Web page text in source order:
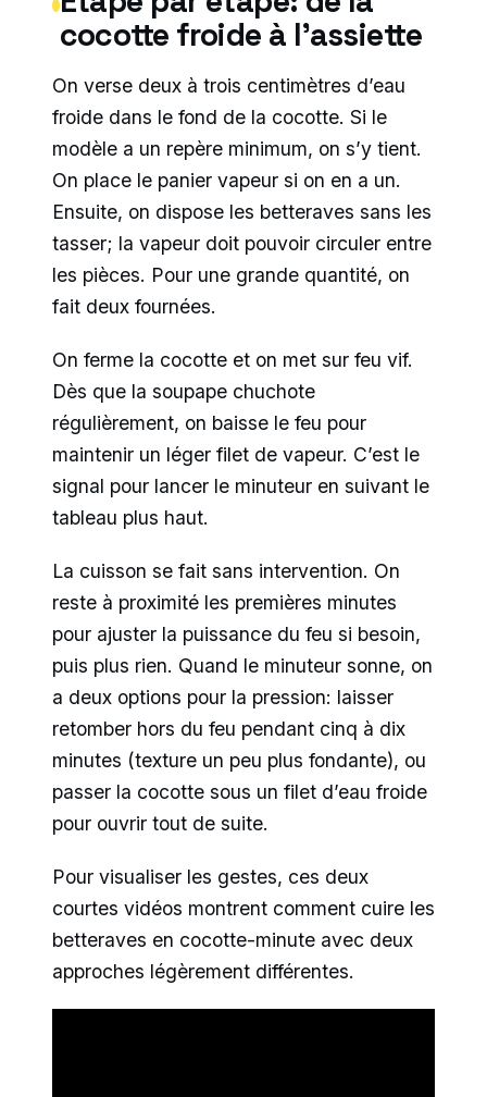
cocotte froide à l’assiette
On verse deux à trois centimètres d’eau
froide dans le fond de la cocotte. Si le
modèle a un repère minimum, on s’y tient.
On place le panier vapeur si on en a un.
Ensuite, on dispose les betteraves sans les
tasser; la vapeur doit pouvoir circuler entre
les pièces. Pour une grande quantité, on
fait deux fournées.
On ferme la cocotte et on met sur feu vif.
Dès que la soupape chuchote
régulièrement, on baisse le feu pour
maintenir un léger filet de vapeur. C’est le
signal pour lancer le minuteur en suivant le
tableau plus haut.
La cuisson se fait sans intervention. On
reste à proximité les premières minutes
pour ajuster la puissance du feu si besoin,
puis plus rien. Quand le minuteur sonne, on
a deux options pour la pression: laisser
retomber hors du feu pendant cinq à dix
minutes (texture un peu plus fondante), ou
passer la cocotte sous un filet d’eau froide
pour ouvrir tout de suite.
Pour visualiser les gestes, ces deux
courtes vidéos montrent comment cuire les
betteraves en cocotte-minute avec deux
approches légèrement différentes.